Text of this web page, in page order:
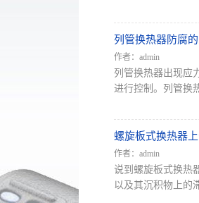
列管换热器防腐
作者：admin
列管换热器出现应
进行控制。列管换
螺旋板式换热器
作者：admin
说到螺旋板式换热
以及其沉积物上的